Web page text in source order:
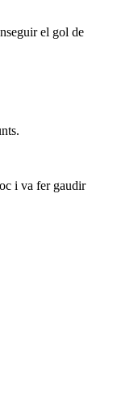
el gol de
i va fer gaudir